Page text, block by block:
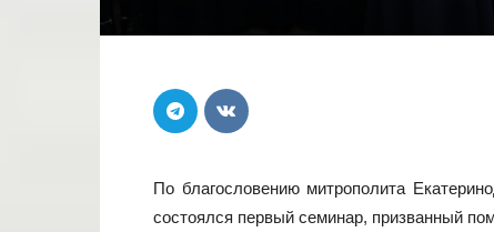
По благословению митрополита
состоялся первый семинар, призванный